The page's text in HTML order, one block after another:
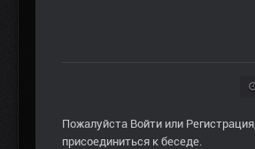
Пожалуйста Войти или Регистрация
присоединиться к беседе.